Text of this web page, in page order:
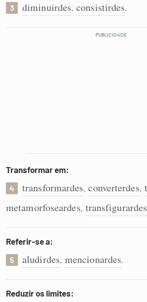
3 diminuirdes, consistirdes.
Transformar em:
4 transformardes, converterdes,
metamorfoseardes, transfigurardes
Referir-se a:
5 aludirdes, mencionardes.
Reduzir os limites: